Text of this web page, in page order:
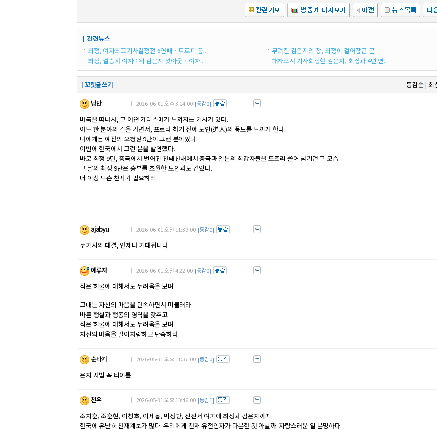
┃관련뉴스
최정, 여자최고기사결정전 6연패…트로피 품..
최정, 결승서 여자 1위 김은지 셧아웃…여자..
무뎌진 김은지의 창, 최정이 걸어잠근 문
패자조서 기사회생한 김은지, 최정과 4년 연..
┃꼬릿글 쓰기 동감순| 최
낭만
｜ 2026-06-01 오후 3:14:00 [동감0]
바둑을 떠나서, 그 어떤 카리스마가 느껴지는 기사가 있다.
어느 한 분야의 길을 가면서, 프로라 하기 전에 도인(道人)의 풍모를 느끼게 한다.
나에게는 예전의 오청원 9단이 그런 분이었다.
이번에 한국에서 그런 분을 발견했다.
바로 최정 9단, 중국에서 벌어진 천태산배에서 중국과 일본의 최강자들을 모조리 쓸어 넘기던 그 모습.
그 날의 최정 9단은 승부를 초월한 도인과도 같았다.
더 이상 무슨 찬사가 필요하리.
ajabyu ｜ 2026-06-01 오전 11:39:00 [동감0]
두기사의 대결, 언제나 기대됩니다
예류자 ｜ 2026-06-01 오전 4:22:00 [동감0]
작은 허물에 대해서도 두려움을 보며
그대는 자신의 마음을 단속하면서 머물러라.
바른 행실과 행동의 영역을 갖추고
작은 허물에 대해서도 두려움을 보며
자신의 마음을 알아차림하고 단속하라.
순바기 ｜ 2026-05-31 오후 11:37:00 [동감0]
은지 사범 꼭 타이틀 ....
천우 ｜ 2026-05-31 오후 10:46:00 [동감1]
조치훈, 조훈현, 이창호, 이세돌, 박정환, 신진서 여기에 최정과 김은지까지
한국에 유난히 천재계보가 많다. 우리에게 천재 유전인자가 다분한 것 아닐까. 자랑스러운 일 분명하다.